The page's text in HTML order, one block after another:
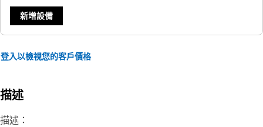
新增設備
登入以檢視您的客戶價格
描述
描述：